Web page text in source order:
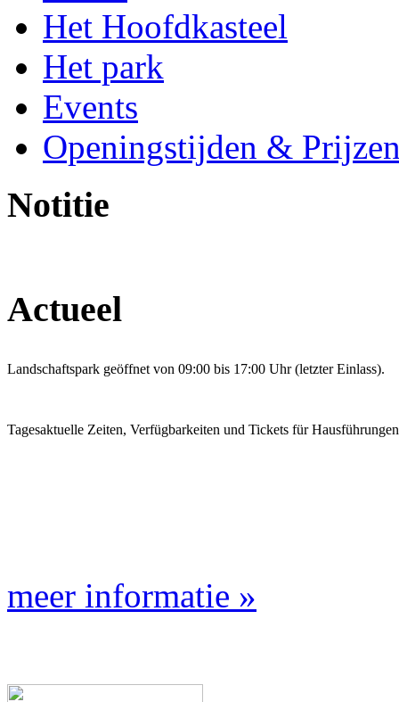
Het Hoofdkasteel
Het park
Events
Openingstijden &
Notitie
Actueel
Landschaftspark geöffnet von 09:00 bis 17:00 Uhr (letzter Einlass).
Tagesaktuelle Zeiten, Verfügbarkeiten und Tickets für
meer informatie »